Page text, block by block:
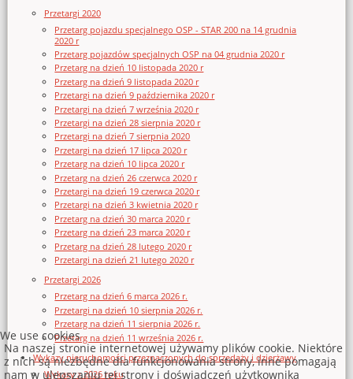
Przetargi 2020
Przetarg pojazdu specjalnego OSP - STAR 200 na 14 grudnia
2020 r
Przetarg pojazdów specjalnych OSP na 04 grudnia 2020 r
Przetarg na dzień 10 listopada 2020 r
Przetarg na dzień 9 listopada 2020 r
Przetargi na dzień 9 października 2020 r
Przetargi na dzień 7 września 2020 r
Przetargi na dzień 28 sierpnia 2020 r
Przetargi na dzień 7 sierpnia 2020
Przetargi na dzień 17 lipca 2020 r
Przetarg na dzień 10 lipca 2020 r
Przetarg na dzień 26 czerwca 2020 r
Przetargi na dzień 19 czerwca 2020 r
Przetargi na dzień 3 kwietnia 2020 r
Przetarg na dzień 30 marca 2020 r
Przetarg na dzień 23 marca 2020 r
Przetarg na dzień 28 lutego 2020 r
Przetargi na dzień 21 lutego 2020 r
Przetargi 2026
Przetarg na dzień 6 marca 2026 r.
Przetargi na dzień 10 sierpnia 2026 r.
Przetarg na dzień 11 sierpnia 2026 r.
Przetarg na dzień 11 września 2026 r.
Wykazy nieruchomości przeznaczonych do sprzedaży i dzierżawy
Wykazy z 2026 roku
We use cookies
Na naszej stronie internetowej używamy plików cookie. Niektóre
z nich są niezbędne dla funkcjonowania strony, inne pomagają
nam w ulepszaniu tej strony i doświadczeń użytkownika